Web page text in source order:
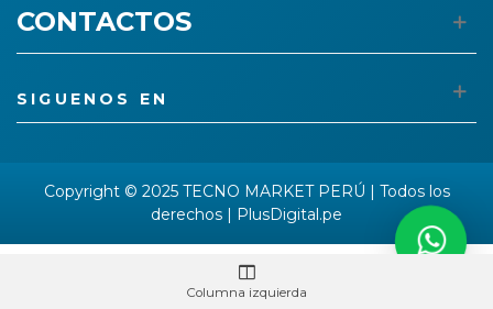
CONTACTOS
SIGUENOS EN
Copyright © 2025 TECNO MARKET PERÚ | Todos los
derechos | PlusDigital.pe
Columna izquierda